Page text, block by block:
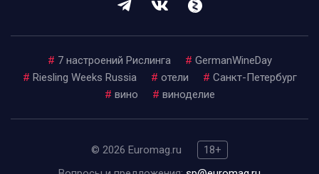
# 7 настроений Рислинга # GermanWineDay
# Riesling Weeks Russia # отели # Санкт-Петербург
# вино # виноделие
© 2026 Euromag.ru
18+